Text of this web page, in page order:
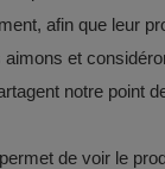
afin que leur
et
notre point
de voir le